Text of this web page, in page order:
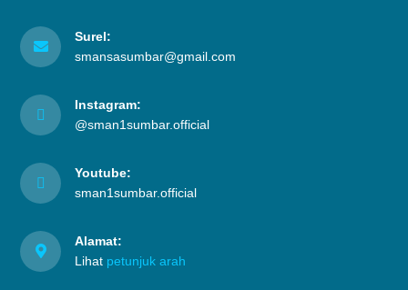
Surel:
smansasumbar@gmail.com
Instagram:
@sman1sumbar.official
Youtube:
sman1sumbar.official
Alamat:
Lihat petunjuk arah